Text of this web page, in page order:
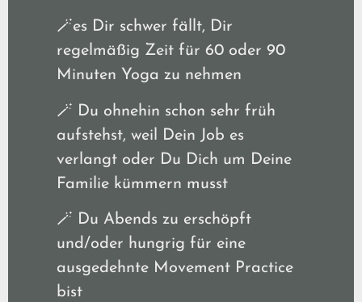
🪄es Dir schwer fällt, Dir
regelmäßig Zeit für 60 oder 90
Minuten Yoga zu nehmen
🪄 Du ohnehin schon sehr früh
aufstehst, weil Dein Job es
verlangt oder Du Dich um Deine
Familie kümmern musst
🪄 Du Abends zu erschöpft
und/oder hungrig für eine
ausgedehnte Movement Practice
bist